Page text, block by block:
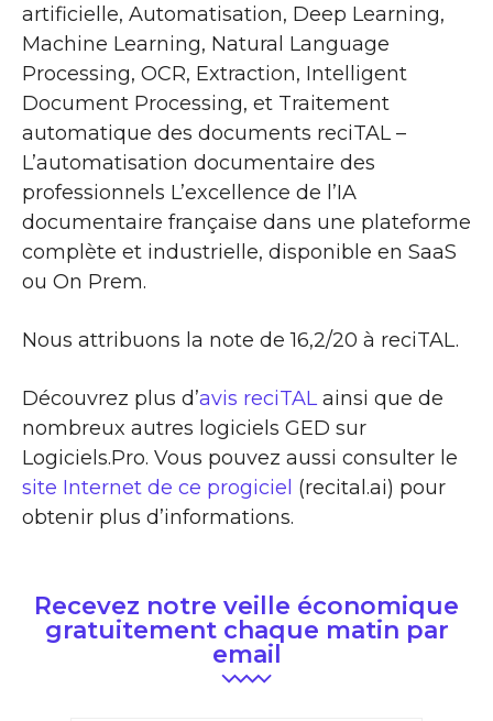
artificielle, Automatisation, Deep Learning,
Machine Learning, Natural Language
Processing, OCR, Extraction, Intelligent
Document Processing, et Traitement
automatique des documents reciTAL –
L’automatisation documentaire des
professionnels L’excellence de l’IA
documentaire française dans une plateforme
complète et industrielle, disponible en SaaS
ou On Prem.
Nous attribuons la note de 16,2/20 à reciTAL.
Découvrez plus d’avis reciTAL ainsi que de
nombreux autres logiciels GED sur
Logiciels.Pro. Vous pouvez aussi consulter le
site Internet de ce progiciel (recital.ai) pour
obtenir plus d’informations.
Recevez notre veille économique
gratuitement chaque matin par
email